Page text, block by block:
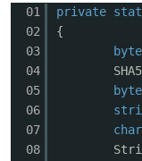
01
02
03
04
05
06
07
08
private
{
byte
byte
char